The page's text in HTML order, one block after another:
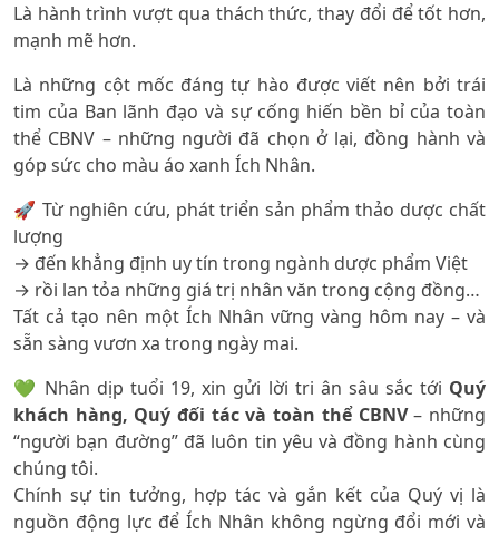
Là hành trình vượt qua thách thức, thay đổi để tốt hơn,
mạnh mẽ hơn.
Là những cột mốc đáng tự hào được viết nên bởi trái
tim của Ban lãnh đạo và sự cống hiến bền bỉ của toàn
thể CBNV – những người đã chọn ở lại, đồng hành và
góp sức cho màu áo xanh Ích Nhân.
🚀 Từ nghiên cứu, phát triển sản phẩm thảo dược chất
lượng
→ đến khẳng định uy tín trong ngành dược phẩm Việt
→ rồi lan tỏa những giá trị nhân văn trong cộng đồng…
Tất cả tạo nên một Ích Nhân vững vàng hôm nay – và
sẵn sàng vươn xa trong ngày mai.
💚 Nhân dịp tuổi 19, xin gửi lời tri ân sâu sắc tới Quý
khách hàng, Quý đối tác và toàn thể CBNV– những
“người bạn đường” đã luôn tin yêu và đồng hành cùng
chúng tôi.
Chính sự tin tưởng, hợp tác và gắn kết của Quý vị là
nguồn động lực để Ích Nhân không ngừng đổi mới và